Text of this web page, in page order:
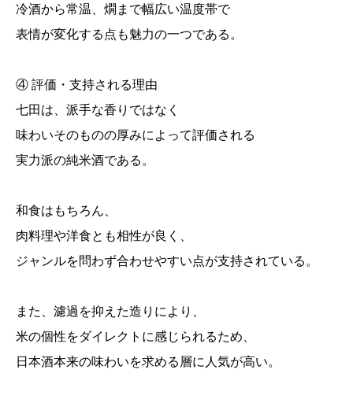
冷酒から常温、燗まで幅広い温度帯で
表情が変化する点も魅力の一つである。
④ 評価・支持される理由
七田は、派手な香りではなく
味わいそのものの厚みによって評価される
実力派の純米酒である。
和食はもちろん、
肉料理や洋食とも相性が良く、
ジャンルを問わず合わせやすい点が支持されている。
また、濾過を抑えた造りにより、
米の個性をダイレクトに感じられるため、
日本酒本来の味わいを求める層に人気が高い。